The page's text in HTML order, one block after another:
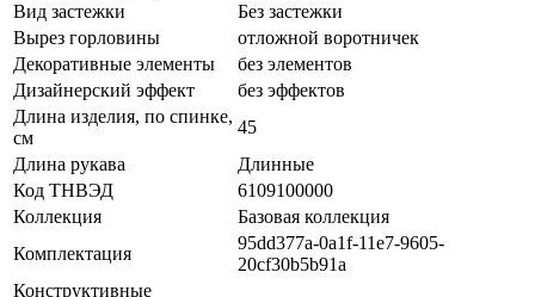
Вид застежки
Без застежки
Вырез горловины
отложной воротничек
Декоративные элементы
без элементов
Дизайнерский эффект
без эффектов
Длина изделия, по спинке,
см
45
Длина рукава
Длинные
Код ТНВЭД
6109100000
Коллекция
Базовая коллекция
Комплектация
95dd377a-0a1f-11e7-9605-
20cf30b5b91a
Конструктивные